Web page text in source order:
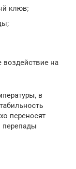
клюв;
воздействие на
в
переносят
перепады